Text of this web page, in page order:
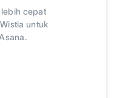
lebih cepat
untuk